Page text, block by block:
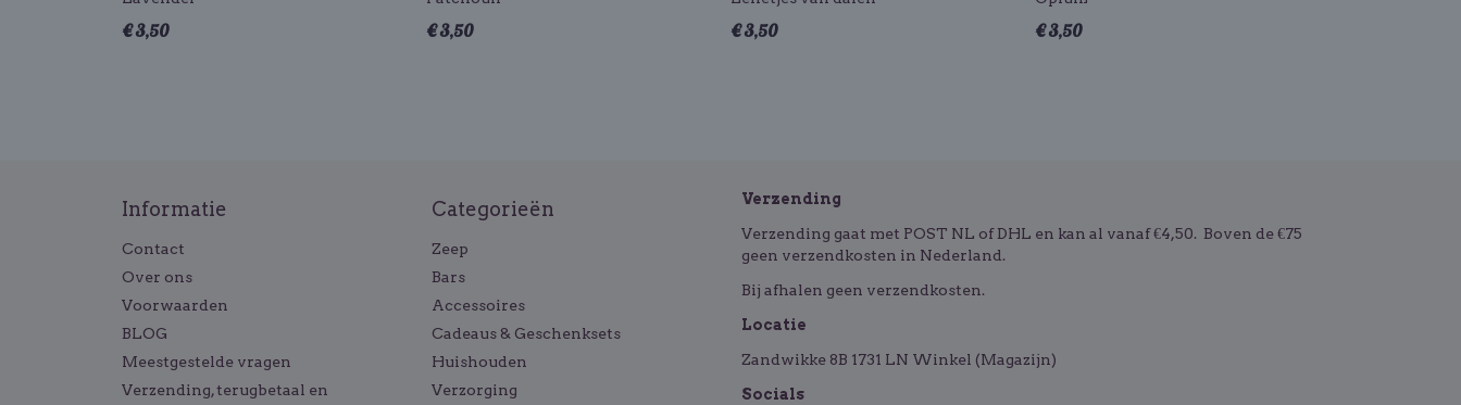
€ 3,50 € 3,50 € 3,50 € 3,50
Informatie
Contact
Over ons
Voorwaarden
BLOG
Meestgestelde vragen
Verzending, terugbetaal en
Categorieën
Zeep
Bars
Accessoires
Cadeaus & Geschenksets
Huishouden
Verzorging
Verzending
Verzending gaat met POST NL of DHL en kan al vanaf €4,50. Boven de €75
geen verzendkosten in Nederland.
Bij afhalen geen verzendkosten.
Locatie
Zandwikke 8B 1731 LN Winkel (Magazijn)
Socials